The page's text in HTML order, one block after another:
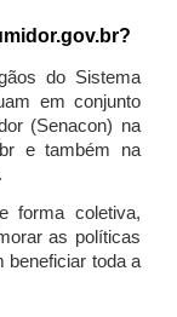
do Sistema
em conjunto
(Senacon) na
e também na
forma coletiva,
as políticas
beneficiar toda a